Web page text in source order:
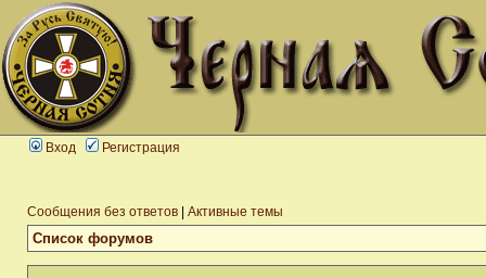
Вход Регистрация
Сообщения без ответов Активные темы
Список форумов